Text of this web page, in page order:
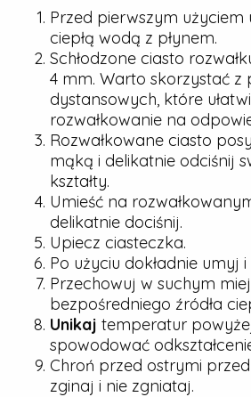
Przed pierwszym
ciepłą wodą z płynem.
Schłodzone ciasto
4 mm. Warto skorzystać z
dystansowych, które
rozwałkowanie na
Rozwałkowane ciasto
mąką i delikatnie odciśnij
kształty.
Umieść na
delikatnie dociśnij.
Upiecz ciasteczka.
Po użyciu dokładnie umyj i
Przechowuj w suchym
bezpośredniego źródła
Unikaj temperatur
spowodować
Chroń przed ostrymi
zginaj i nie zgniataj.